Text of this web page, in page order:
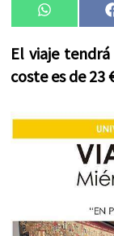
en
El viaje
coste es de 23